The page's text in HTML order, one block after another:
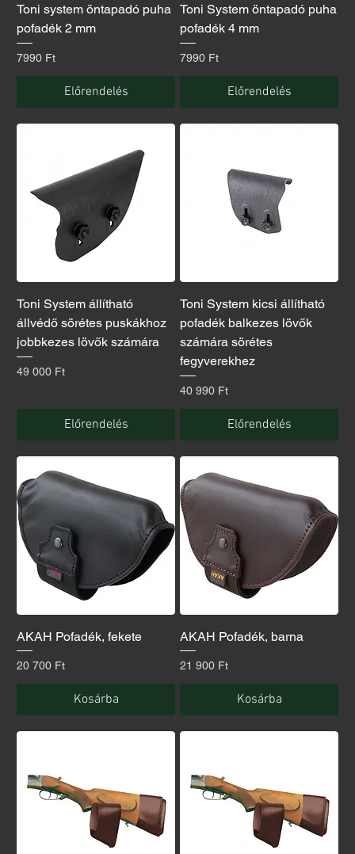
Toni system öntapadó puha
pofadék 2 mm
Ár
7990 Ft
Előrendelés
Toni System öntapadó puha
pofadék 4 mm
Ár
7990 Ft
Előrendelés
Toni System állítható
állvédő sörétes puskákhoz
jobbkezes lövők számára
Ár
49 000 Ft
Előrendelés
Toni System kicsi állítható
pofadék balkezes lövők
számára sörétes
fegyverekhez
Ár
40 990 Ft
Előrendelés
AKAH Pofadék, fekete
Ár
20 700 Ft
Kosárba
AKAH Pofadék, barna
Ár
21 900 Ft
Kosárba